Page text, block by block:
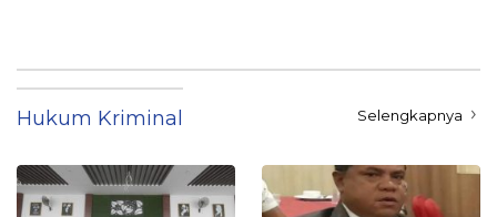
Hukum Kriminal Selengkapnya